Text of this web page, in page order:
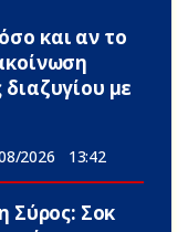
και αν το
με
2026 13:42
Σύρος: Σoκ